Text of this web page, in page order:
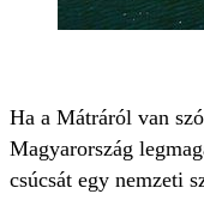
Ha a Mátráról van
Magyarország
csúcsát egy nemzeti